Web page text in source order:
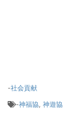
-社会貢献
-神福協, 神遊協